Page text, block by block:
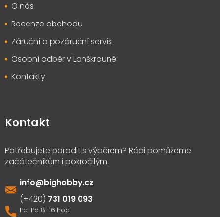
O nás
Recenze obchodu
Záruční a pozáruční servis
Osobní odběr v Lanškrouně
Kontakty
Kontakt
info@bighobby.cz
731 019 093